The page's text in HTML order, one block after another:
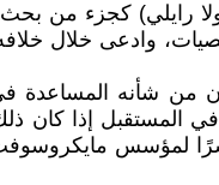
"لمدة 30 دقيقة تقريبا" مع زوجته
وادعى خلال
من شأنه المساعدة
المستقبل إذا كان
لمؤسس